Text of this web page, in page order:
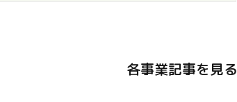
各事業記事を見る